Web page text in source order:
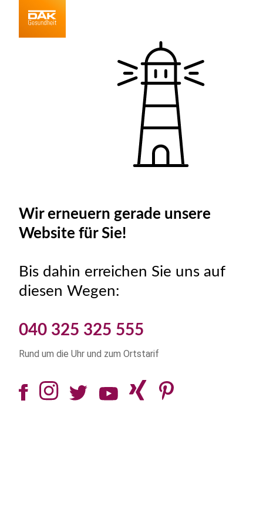
Wir erneuern gerade unsere
Website für Sie!
Bis dahin erreichen Sie uns auf
diesen Wegen:
040 325 325 555
Rund um die Uhr und zum Ortstarif